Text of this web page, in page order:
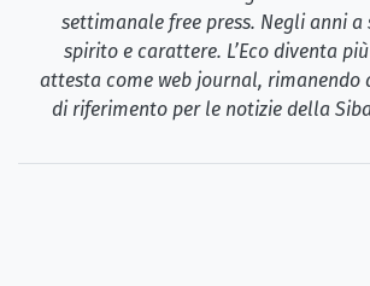
settimanale free press. Negli anni a
spirito e carattere. L’Eco diventa
attesta come web journal, rimanendo
di riferimento per le notizie della